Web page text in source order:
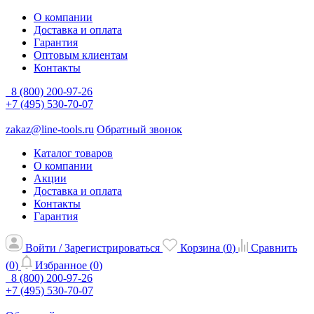
О компании
Доставка и оплата
Гарантия
Оптовым клиентам
Контакты
8 (800) 200-97-26
+7 (495) 530-70-07
zakaz@line-tools.ru Обратный звонок
Каталог товаров
О компании
Акции
Доставка и оплата
Контакты
Гарантия
Войти / Зарегистрироваться Корзина (0)
Сравнить
(0) Избранное (0)
8 (800) 200-97-26
+7 (495) 530-70-07